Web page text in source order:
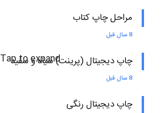
Tap to expand
مراحل چاپ کتاب
8 سال قبل
چاپ دیجیتال (پرینت) سیاه و سفید
8 سال قبل
چاپ دیجیتال رنگی